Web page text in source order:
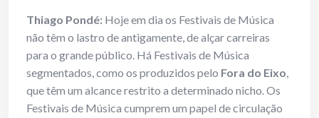
Thiago Pondé: Hoje em dia os Festivais de Música
não têm o lastro de antigamente, de alçar carreiras
para o grande público. Há Festivais de Música
segmentados, como os produzidos pelo Fora do Eixo,
que têm um alcance restrito a determinado nicho. Os
Festivais de Música cumprem um papel de circulação